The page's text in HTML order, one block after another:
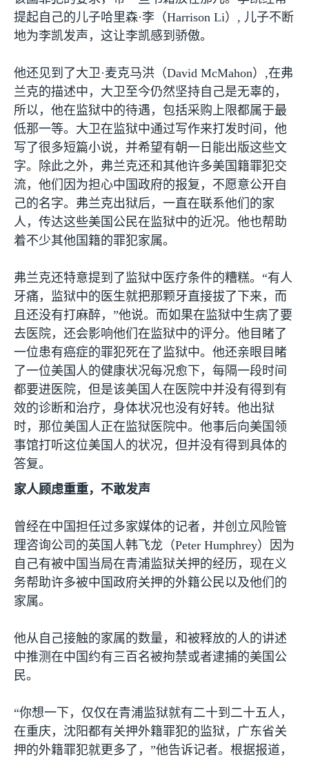
提起自己的儿子哈里森·李（Harrison Li） , 儿子不断
地为李凯发声，这让李凯感到骄傲。
他还见到了大卫·麦克马洪（David McMahon） ,在弗
兰克的描述中，大卫至今仍然坚持自己是无辜的，
所以，他在监狱中的待遇，包括采购上限都属于最
低那一等。大卫在监狱中通过写作来打发时间，他
写了很多短篇小说，并希望有朝一日能出版这些文
字。除此之外，弗兰克还和其他许多美国籍罪犯交
流，他们因为担心中国政府的报复，不愿意公开自
己的名字。弗兰克出狱后，一直在联系他们的家
人，传达这些美国公民在监狱中的近况。他也帮助
着不少其他国籍的罪犯家属。
弗兰克还特意提到了监狱中医疗条件的糟糕。“有人
牙痛，监狱中的医生就把那颗牙直接拔了下来，而
且还没有打麻醉，”他说。而如果在监狱中生病了要
去医院，还会影响他们在监狱中的评分。他目睹了
一位患有癌症的罪犯死在了监狱中。他还亲眼目睹
了一位美国人的健康状况每况愈下，每隔一段时间
都要进医院，但是该美国人在医院中并没有得到有
效的诊断和治疗，身体状况也没有好转。他出狱
时，那位美国人正在监狱医院中。他事后向美国领
事馆打听这位美国人的状况，但并没有得到具体的
答复。
家人顾虑重重，不敢发声
曾经在中国担任过多家媒体的记者，并创立风险管
理咨询公司的英国人韩飞龙（Peter Humphrey）因为
自己有被中国当局在青浦监狱关押的经历，现在义
务帮助许多被中国政府关押的外籍公民以及他们的
家属。
他从自己接触的家属的数量，和被释放的人的讲述
中推测在中国约有三百名被拘禁或者逮捕的美国公
民。
“你想一下，仅仅在青浦监狱就有二十到二十五人，
在重庆，沈阳都有关押外籍罪犯的监狱，广东省关
押的外籍罪犯就更多了，”他告诉记者。根据报道，